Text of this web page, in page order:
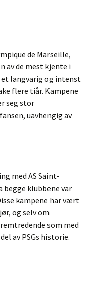
de Marseille,
av de mest kjente i
langvarig og intenst
flere tiår. Kampene
seg stor
uavhengig av
med AS Saint-
klubbene var
kampene har vært
og selv om
som med
av PSGs historie.